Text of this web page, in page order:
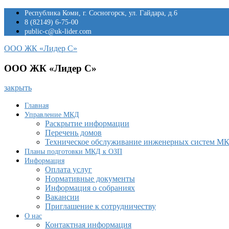
Перейти
содержимому
Республика Коми, г. Сосногорск, ул. Гайдара, д.6
8 (82149) 6-75-00
public-c@uk-lider.com
ООО ЖК «Лидер С»
ООО ЖК «Лидер С»
закрыть
Главная
Управление МКД
Раскрытие информации
Перечень домов
Техническое обслуживание инженерных систем
Планы подготовки МКД к ОЗП
Информация
Оплата услуг
Нормативные документы
Информация о собраниях
Вакансии
Приглашение к сотрудничеству
О нас
Контактная информация